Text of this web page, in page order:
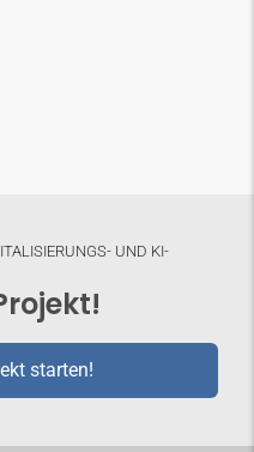
UND KI-
starten!